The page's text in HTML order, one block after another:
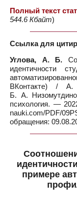
Полный текст
544.6 Кбайт)
Ссылка для
Углова, А. Б.
идентичности
ВКонтакте) /
Б. А.
психология. —
nauki.com/
обращения:
примере